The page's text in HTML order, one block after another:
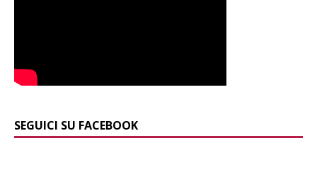
SEGUICI SU FACEBOOK